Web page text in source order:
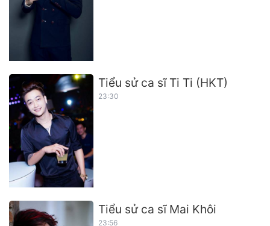
Tiểu sử ca sĩ Ti Ti (HKT)
23:30
Tiểu sử ca sĩ Mai Khôi
23:56